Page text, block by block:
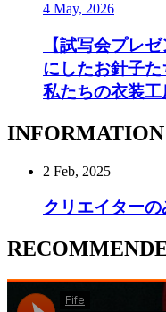
4 May, 2026
【試写会プレ
にしたお針子
私たちの衣装工
INFORMATION
2 Feb, 2025
クリエイター